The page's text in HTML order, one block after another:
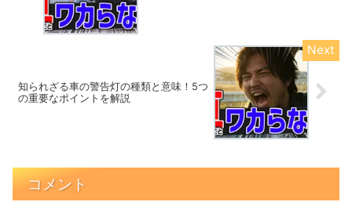
知られざる車の警告灯の種類と意味！5つ
の重要なポイントを解説
コメント